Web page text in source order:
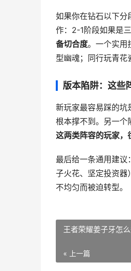
如果你在钻石以下分
作：2-1阶段如果是
备切合度。一个实用
型幽魂；同行玩青花
版本陷阱：这些
新玩家最容易踩的坑
根本撑不到。另一个
这两类阵容的玩家
最后给一条通用建议：
子火花、坚定投资器
不均匀而被迫转型。
王者荣耀姜子牙怎
« 上一篇